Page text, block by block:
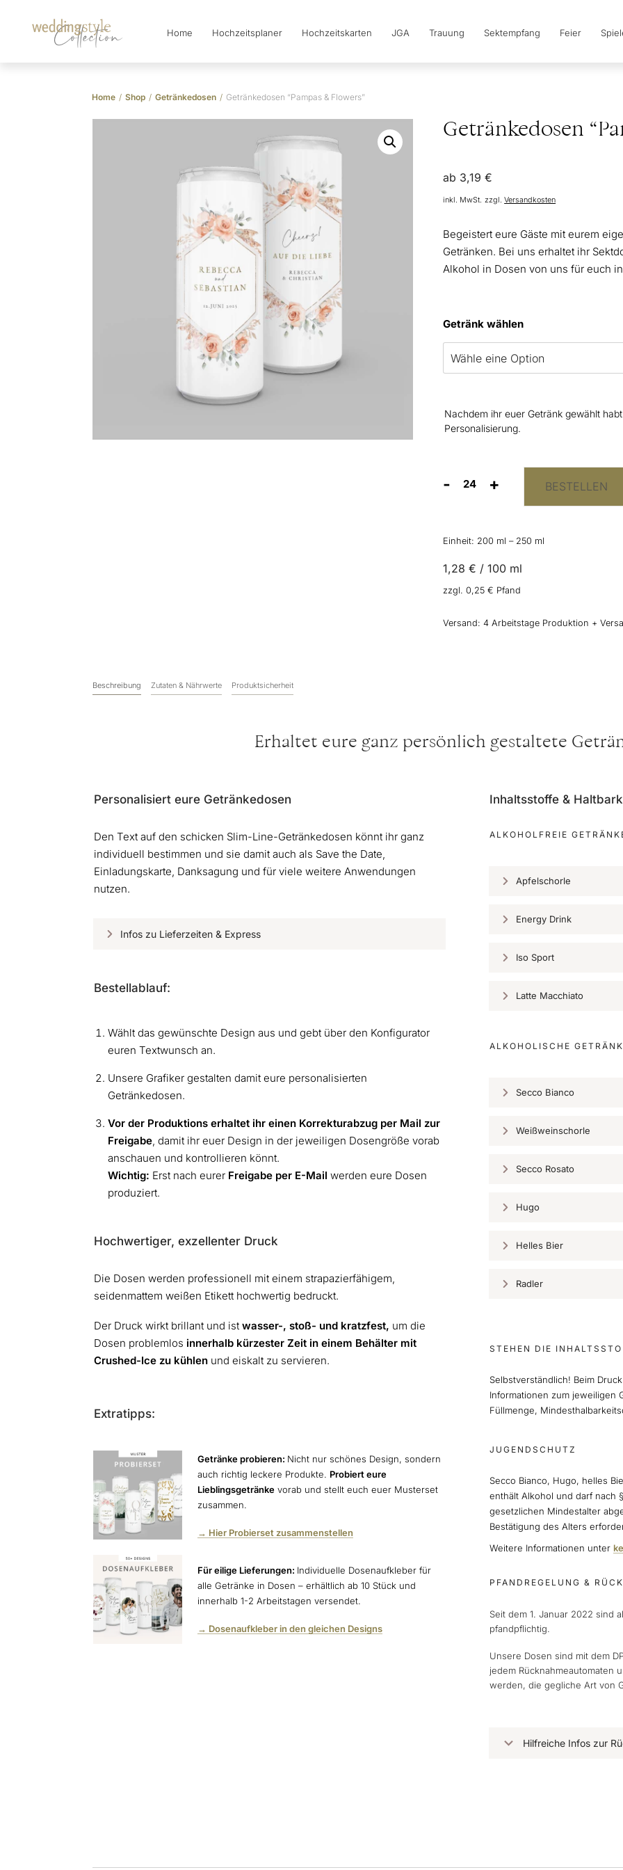
Collection Home Hochzeitsplaner Hochzeitskarten JGA Trauung Sektempfang Feier
Home / Shop / Getränkedosen / Getränkedosen “Pampas & Flowers”
Getränkedosen
ab 3,19€
inkl. MwSt. zzgl.Versandkosten
Begeistert eure Gäste mit eurem
Getränken. Bei uns erhaltet ihr
Alkohol in Dosen von uns für euch
Getränk wählen
Nachdem ihr euer Getränk gewählt
Personalisierung.
-
Getränkedosen
Flowers”
+ BESTELLEN
Einheit: 200 ml – 250 ml
1,28€ /100 ml
zzgl.0,25€ Pfand
Versand:4 Arbeitstage Produktion +
Beschreibung Zutaten & Nährwerte Produktsicherheit
Erhaltet eure ganz persönlich gestaltete
Personalisiert eure Getränkedosen
Den Text auf den schicken Slim-Line-Getränkedosen könnt ihr ganz
individuell bestimmen und sie damit auch als Save the Date,
Einladungskarte, Danksagung und für viele weitere Anwendungen
nutzen.
Infos zu Lieferzeiten & Express
Bestellablauf:
Wählt das gewünschte Design aus und gebt über den Konfigurator
euren Textwunsch an.
Unsere Grafiker gestalten damit eure personalisierten
Getränkedosen.
Vor der Produktions erhaltet ihr einen Korrekturabzug per Mail zur
Freigabe, damit ihr euer Design in der jeweiligen Dosengröße vorab
anschauen und kontrollieren könnt.
Wichtig: Erst nach eurer Freigabe per E-Mail werden eure Dosen
produziert.
Hochwertiger, exzellenter Druck
Die Dosen werden professionell mit einem strapazierfähigem,
seidenmattem weißen Etikett hochwertig bedruckt.
Der Druck wirkt brillant und ist wasser-, stoß- und kratzfest, um die
Dosen problemlos innerhalb kürzester Zeit in einem Behälter mit
Crushed-Ice zu kühlen und eiskalt zu servieren.
Extratipps:
Getränke probieren: Nicht nur schönes Design, sondern
auch richtig leckere Produkte. Probiert eure
Lieblingsgetränkevorab und stellt euch euer Musterset
zusammen.
→ Hier Probierset zusammenstellen
Für eilige Lieferungen: Individuelle Dosenaufkleber für
alle Getränke in Dosen – erhältlich ab 10 Stück und
innerhalb 1-2 Arbeitstagen versendet.
→ Dosenaufkleber in den gleichen Designs
Inhaltsstoffe &
ALKOHOLFREIE
Apfelschorle
Energy Drink
Iso Sport
Latte Macchiato
ALKOHOLISCHE
Secco Bianco
Weißweinschorle
Secco Rosato
Hugo
Helles Bier
Radler
STEHEN DIE
Selbstverständlich! Beim
Informationen zum jeweiligen
Füllmenge,
JUGENDSCHUTZ
Secco Bianco, Hugo, helles
enthält Alkohol und darf nach
gesetzlichen Mindestalter
Bestätigung des Alters
Weitere Informationen unter
PFANDREGELUNG &
Seit dem 1. Januar 2022 sind
pfandpflichtig.
Unsere Dosen sind mit dem
jedem Rücknahmeautomaten
werden, die gegliche Art von
Hilfreiche Infos zur